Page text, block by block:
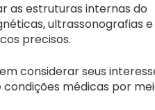
as estruturas internas do
ultrassonografias e
precisos.
considerar seus
médicas por